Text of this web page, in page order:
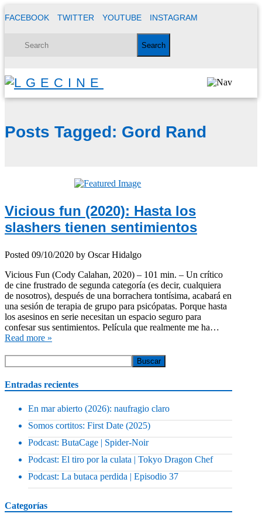
FACEBOOK TWITTER YOUTUBE INSTAGRAM
Posts Tagged: Gord Rand
Vicious fun (2020): Hasta los
slashers tienen sentimientos
Posted 09/10/2020 by Oscar Hidalgo
Vicious Fun (Cody Calahan, 2020) – 101 min. – Un crítico
de cine frustrado de segunda categoría (es decir, cualquiera
de nosotros), después de una borrachera tontísima, acabará en
una sesión de terapia de grupo para psicópatas. Porque hasta
los asesinos en serie necesitan un espacio seguro para
confesar sus sentimientos. Película que realmente me ha…
Read more »
Entradas recientes
En mar abierto (2026): naufragio claro
Somos cortitos: First Date (2025)
Podcast: ButaCage | Spider-Noir
Podcast: El tiro por la culata | Tokyo Dragon Chef
Podcast: La butaca perdida | Episodio 37
Categorías